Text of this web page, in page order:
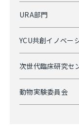
URA部門
YCU共創イノベー
次世代臨床研究セ
動物実験委員会